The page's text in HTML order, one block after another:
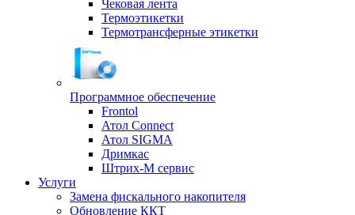
Чековая лента
Термоэтикетки
Термотрансферные этикетки
Программное обеспечение
Frontol
Атол Connect
Атол SIGMA
Дримкас
Штрих-М сервис
Услуги
Замена фискального накопителя
Обновление ККТ